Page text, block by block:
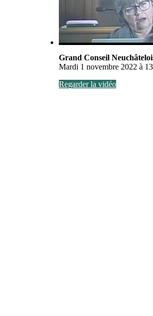
Grand Conseil
Mardi 1 novembre 2022 à
Regarder la vidéo